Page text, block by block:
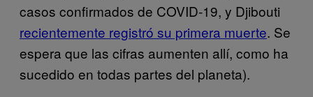
casos confirmados de COVID-19, y Djibouti
recientemente registró su primera muerte. Se
espera que las cifras aumenten allí, como ha
sucedido en todas partes del planeta).